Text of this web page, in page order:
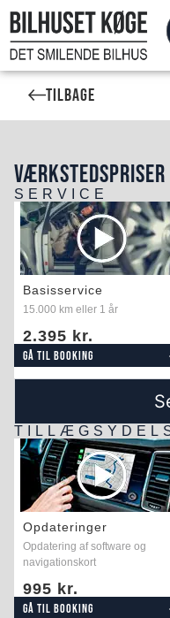
Tilbage
SERVICE
Basisservice
15.000 km eller 1 år
2.395 kr.
Gå til booking
Opdateringer
Opdatering af software og
navigationskort
995 kr.
Gå til booking